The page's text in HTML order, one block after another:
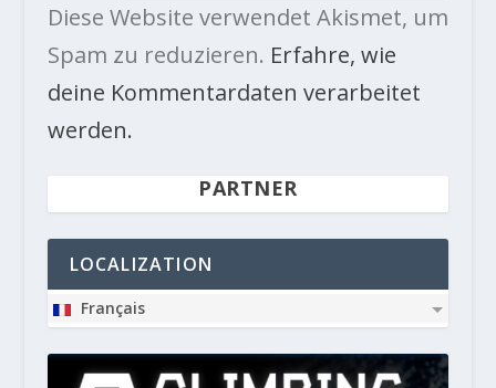
Diese Website verwendet Akismet, um
Spam zu reduzieren. Erfahre, wie
deine Kommentardaten verarbeitet
werden.
PARTNER
LOCALIZATION
Français